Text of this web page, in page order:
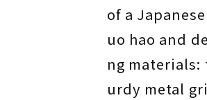
of a
uo hao and
ng
urdy metal